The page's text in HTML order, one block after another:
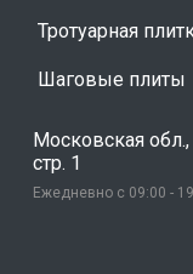
Тротуарная
Шаговые плиты
Московская
стр. 1
Ежедневно с 09:00 -